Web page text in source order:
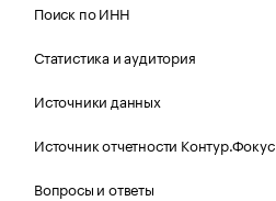
Поиск по ИНН
Статистика и аудитория
Источники данных
Источник отчетности Контур.Фокус
Вопросы и ответы